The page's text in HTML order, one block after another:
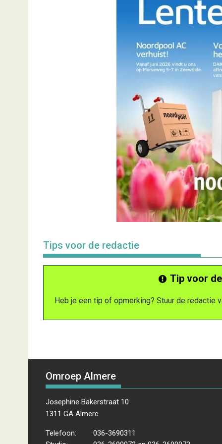
Tips voor de redactie
Tip voor
Heb je een tip of opmerking? Stuur de redactie
Omroep Almere
Josephine Bakerstraat 10
1311 GA Almere
Telefoon:
036-3690311